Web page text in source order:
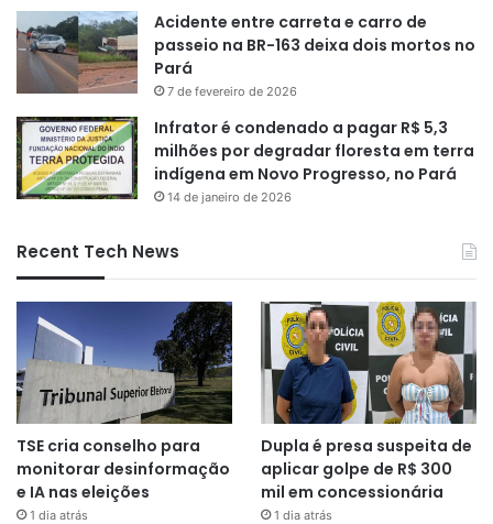
Acidente entre carreta e carro de
passeio na BR-163 deixa dois mortos no
Pará
7 de fevereiro de 2026
Infrator é condenado a pagar R$ 5,3
milhões por degradar floresta em terra
indígena em Novo Progresso, no Pará
14 de janeiro de 2026
Recent Tech News
TSE cria conselho para
monitorar desinformação
e IA nas eleições
1 dia atrás
Dupla é presa suspeita de
aplicar golpe de R$ 300
mil em concessionária
1 dia atrás